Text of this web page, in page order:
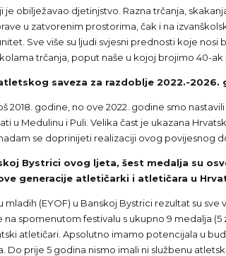
obilježavao djetinjstvo. Razna trčanja,
u zatvorenim prostorima, čak i na
Sve više su ljudi svjesni prednosti koje
trčanja, poput naše u kojoj brojimo 40-ak
saveza za razdoblje 2022.-2026.
2018. godine, no ove 2022. godine smo
u Medulinu i Puli. Velika čast je ukazana
se doprinijeti realizaciji ovog povijesnog
Bystrici ovog ljeta, šest medalja su
generacije atletičarki i atletičara u
(EYOF) u Banskoj Bystrici rezultat su
spomenutom festivalu s ukupno 9 medalja
atletičari. Apsolutno imamo potencijala u
prije 5 godina nismo imali ni službenu